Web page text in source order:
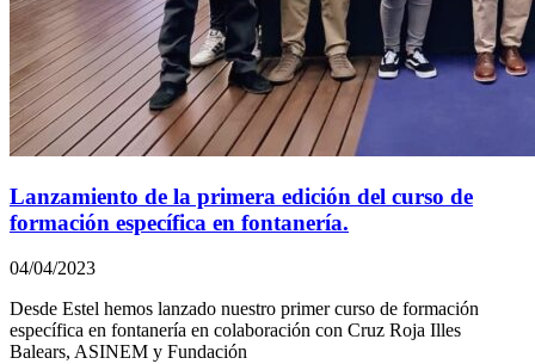
Lanzamiento de la primera edición del curso de
formación específica en fontanería.
04/04/2023
Desde Estel hemos lanzado nuestro primer curso de formación
específica en fontanería en colaboración con Cruz Roja Illes
Balears, ASINEM y Fundación